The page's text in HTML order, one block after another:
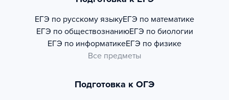
ЕГЭ по русскому языкуЕГЭ по математике
ЕГЭ по обществознаниюЕГЭ по биологии
ЕГЭ по информатикеЕГЭ по физике
Все предметы
Подготовка к ОГЭ